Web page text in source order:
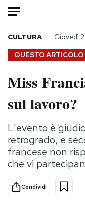
HOME
Italia
Politica
Tecnologia
Internet
Scienza
Cultura
Economia
QUESTO ARTICOLO
CULTURA Giovedì
Miss
sul lavoro?
L'evento è
retrogrado, e
francese non
che vi
Condividi